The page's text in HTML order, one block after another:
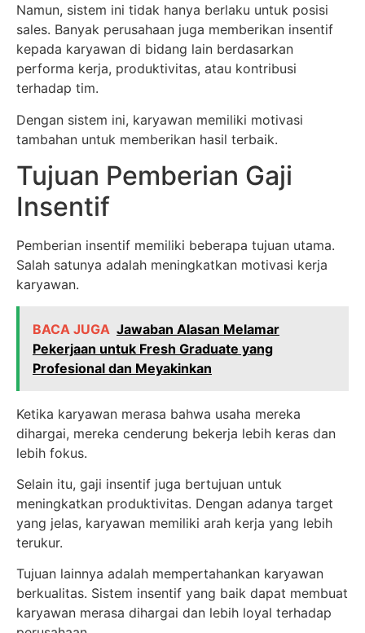
Namun, sistem ini tidak hanya berlaku untuk posisi
sales. Banyak perusahaan juga memberikan insentif
kepada karyawan di bidang lain berdasarkan
performa kerja, produktivitas, atau kontribusi
terhadap tim.
Dengan sistem ini, karyawan memiliki motivasi
tambahan untuk memberikan hasil terbaik.
Tujuan Pemberian Gaji
Insentif
Pemberian insentif memiliki beberapa tujuan utama.
Salah satunya adalah meningkatkan motivasi kerja
karyawan.
BACA JUGA Jawaban Alasan Melamar
Pekerjaan untuk Fresh Graduate yang
Profesional dan Meyakinkan
Ketika karyawan merasa bahwa usaha mereka
dihargai, mereka cenderung bekerja lebih keras dan
lebih fokus.
Selain itu, gaji insentif juga bertujuan untuk
meningkatkan produktivitas. Dengan adanya target
yang jelas, karyawan memiliki arah kerja yang lebih
terukur.
Tujuan lainnya adalah mempertahankan karyawan
berkualitas. Sistem insentif yang baik dapat membuat
karyawan merasa dihargai dan lebih loyal terhadap